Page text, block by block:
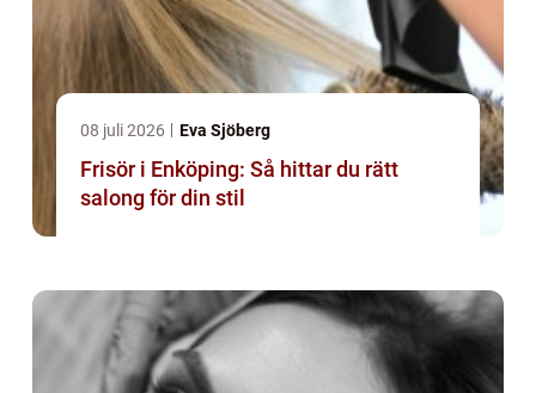
08 juli 2026 Eva Sjöberg
Frisör i Enköping: Så hittar du rätt
salong för din stil